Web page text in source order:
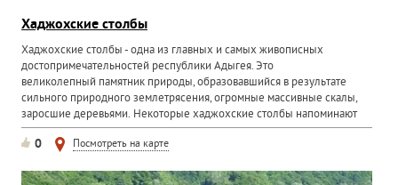
Хаджохские столбы
Хаджохские столбы - одна из главных и самых живописных
достопримечательностей республики Адыгея. Это
великолепный памятник природы, образовавшийся в результате
сильного природного землетрясения, огромные массивные скалы,
заросшие деревьями. Некоторые хаджохские столбы напоминают
острые...
0 Посмотреть на карте